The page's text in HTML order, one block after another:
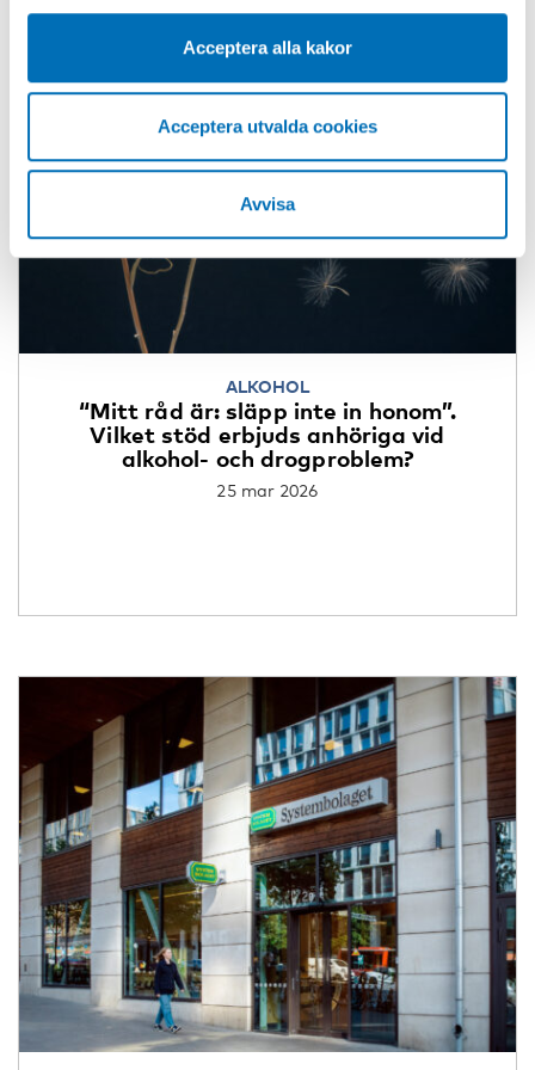
Acceptera alla kakor
Acceptera utvalda cookies
Avvisa
ALKOHOL
“Mitt råd är: släpp inte in honom”.
Vilket stöd erbjuds anhöriga vid
alkohol- och drogproblem?
25 mar 2026